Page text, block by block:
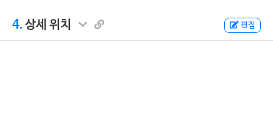
4. 상세 위치 편집